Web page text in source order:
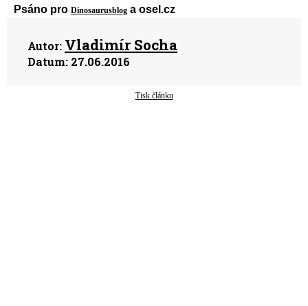
Psáno pro Dinosaurusblog a osel.cz
Autor: Vladimír Socha
Datum: 27.06.2016
Tisk článku